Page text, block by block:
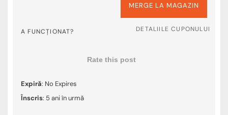
MERGE LA MAGAZIN
A FUNCȚIONAT? DETALIILE CUPONULUI
Rate this post
Expiră: No Expires
Înscris: 5 ani în urmă